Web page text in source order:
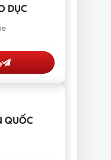
DỤC
QUỐC